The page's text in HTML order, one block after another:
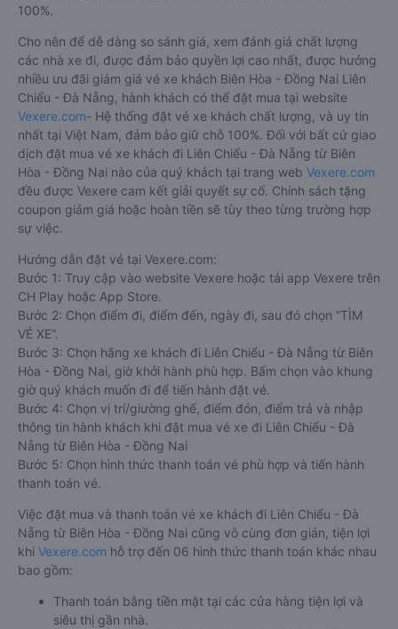
100%.
Cho nên để dễ dàng so sánh giá, xem đánh giá chất lượng
các nhà xe đi, được đảm bảo quyền lợi cao nhất, được hưởng
nhiều ưu đãi giảm giá vé xe khách Biên Hòa - Đồng Nai Liên
Chiểu - Đà Nẵng, hành khách có thể đặt mua tại website
Vexere.com- Hệ thống đặt vé xe khách chất lượng, và uy tín
nhất tại Việt Nam, đảm bảo giữ chỗ 100%. Đối với bất cứ giao
dịch đặt mua vé xe khách đi Liên Chiểu - Đà Nẵng từ Biên
Hòa - Đồng Nai nào của quý khách tại trang web Vexere.com
đều được Vexere cam kết giải quyết sự cố. Chính sách tặng
coupon giảm giá hoặc hoàn tiền sẽ tùy theo từng trường hợp
sự việc.
Hướng dẫn đặt vé tại Vexere.com:
Bước 1: Truy cập vào website Vexere hoặc tải app Vexere trên
CH Play hoặc App Store.
Bước 2: Chọn điểm đi, điểm đến, ngày đi, sau đó chọn “TÌM
VÉ XE”.
Bước 3: Chọn hãng xe khách đi Liên Chiểu - Đà Nẵng từ Biên
Hòa - Đồng Nai, giờ khởi hành phù hợp. Bấm chọn vào khung
giờ quý khách muốn đi để tiến hành đặt vé.
Bước 4: Chọn vị trí/giường ghế, điểm đón, điểm trả và nhập
thông tin hành khách khi đặt mua vé xe đi Liên Chiểu - Đà
Nẵng từ Biên Hòa - Đồng Nai
Bước 5: Chọn hình thức thanh toán vé phù hợp và tiến hành
thanh toán vé.
Việc đặt mua và thanh toán vé xe khách đi Liên Chiểu - Đà
Nẵng từ Biên Hòa - Đồng Nai cũng vô cùng đơn giản, tiện lợi
khi Vexere.com hỗ trợ đến 06 hình thức thanh toán khác nhau
bao gồm:
Thanh toán bằng tiền mặt tại các cửa hàng tiện lợi và
siêu thị gần nhà.